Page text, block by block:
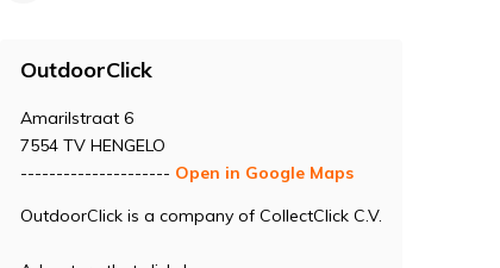
OutdoorClick
Amarilstraat 6
7554 TV HENGELO
--------------------- Open in Google Maps
OutdoorClick is a company of CollectClick C.V.